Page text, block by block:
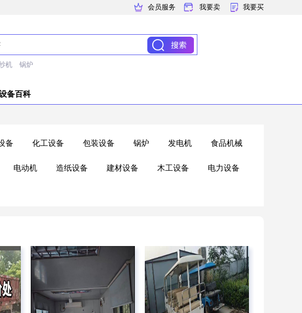
会员服务 我要卖 我要买
机 锅炉
备百科
备 化工设备 包装设备 锅炉 发电机 食品机械
电动机 造纸设备 建材设备 木工设备 电力设备